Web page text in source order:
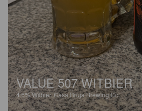
VALUE 507 WITBIER
4.6%Witbier.Casa Bruja Brewing Co.